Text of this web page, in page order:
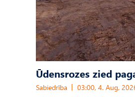
Ūdensrozes zied
Sabiedrība 03:00, 4. Aug,